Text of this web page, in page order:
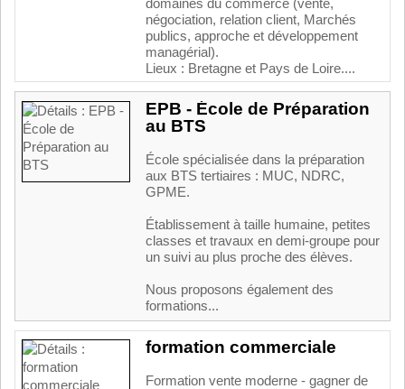
domaines du commerce (vente,
négociation, relation client, Marchés
publics, approche et développement
managérial).
Lieux : Bretagne et Pays de Loire....
EPB - École de Préparation
au BTS
École spécialisée dans la préparation
aux BTS tertiaires : MUC, NDRC,
GPME.
Établissement à taille humaine, petites
classes et travaux en demi-groupe pour
un suivi au plus proche des élèves.
Nous proposons également des
formations...
formation commerciale
Formation vente moderne - gagner de